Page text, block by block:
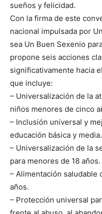
sueños y felicidad.
Con la firma de este
nacional impulsada por
sea Un Buen Sexenio
propone seis acciones
significativamente hacia
que incluye:
– Universalización de la
niños menores de cinco
– Inclusión universal y
educación básica y media.
– Universalización de la
para menores de 18 años.
– Alimentación saludable
años.
– Protección universal